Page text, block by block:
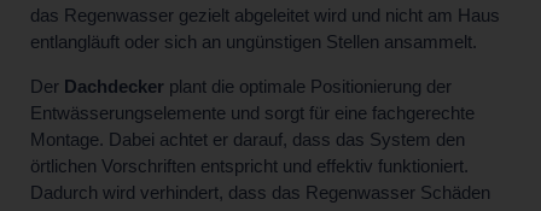
das Regenwasser gezielt abgeleitet wird und nicht am Haus
entlangläuft oder sich an ungünstigen Stellen ansammelt.
Der Dachdecker plant die optimale Positionierung der
Entwässerungselemente und sorgt für eine fachgerechte
Montage. Dabei achtet er darauf, dass das System den
örtlichen Vorschriften entspricht und effektiv funktioniert.
Dadurch wird verhindert, dass das Regenwasser Schäden